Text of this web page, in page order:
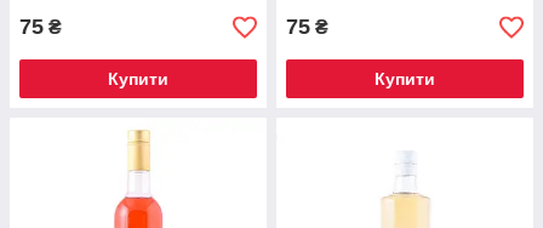
75 ₴
Купити
75 ₴
Купити